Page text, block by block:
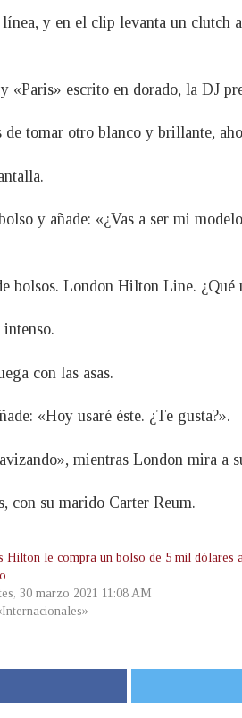
y en el clip levanta un
escrito en dorado, la DJ
tomar otro blanco y brillante,
y añade: «¿Vas a ser mi
bolsos. London Hilton Line. ¿Qué
con las asas.
«Hoy usaré éste. ¿Te gusta?».
mientras London mira a
con su marido Carter Reum.
Hilton le compra un bolso de 5 mil dólares
30 marzo 2021 11:08 AM